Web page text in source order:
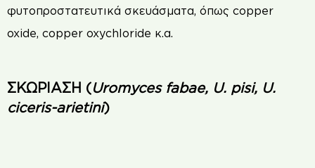
φυτοπροστατευτικά σκευάσµατα, όπως copper
oxide, copper oxychloride κ.α.
ΣΚΩΡΙΑΣΗ (Uromyces fabae, U. pisi, U.
ciceris-arietini)